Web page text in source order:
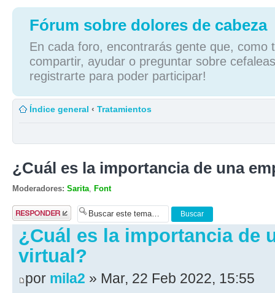
Fórum sobre dolores de cabeza
En cada foro, encontrarás gente que, como
compartir, ayudar o preguntar sobre
registrarte para poder participar!
Índice general ‹ Tratamientos
¿Cuál es la importancia de una
Moderadores: Sarita Font
Publicar una
respuesta
¿Cuál es la importancia de
virtual?
por mila2 » Mar, 22 Feb 2022, 15:55